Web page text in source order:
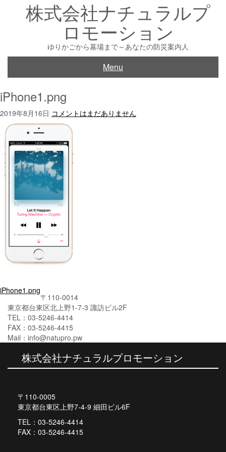
株式会社ナチュラルプ
ロモーション
ゆりかごから墓場まで～あなたの防災案内人
Menu
iPhone1.png
2019年8月16日 コメントはまだありません
投
稿
ナ
ビ
ー
iPhone1.png
〒110-0014
東京都台東区北上野1-7-3 諏訪ビル2F
TEL：03-5246-4414
FAX：03-5246-4415
Mail：info@natupro.pw
株式会社ナチュラルプロモーション
〒110-0005
東京都台東区上野7-4-9 細田ビル6F
TEL：03-5246-4414
FAX：03-5246-4415